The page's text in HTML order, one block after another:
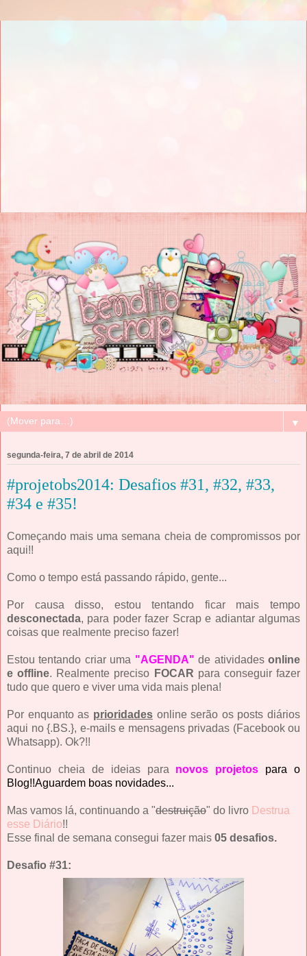
▼
segunda-feira, 7 de abril de 2014
#projetobs2014: Desafios #31, #32, #33,
#34 e #35!
Começando mais uma semana cheia de compromissos por
aqui!!
Como o tempo está passando rápido, gente...
Por causa disso, estou tentando ficar mais tempo
desconectada, para poder fazer Scrap e adiantar algumas
coisas que realmente preciso fazer!
Estou tentando criar uma "AGENDA" de atividadesonline
e offline. Realmente preciso FOCAR para conseguir fazer
tudo que quero e viver uma vida mais plena!
Por enquanto as prioridadesonline serão os posts diários
aqui no {.BS.}, e-mails e mensagens privadas (Facebook ou
Whatsapp). Ok?!!
Continuo cheia de ideias para novos projetos para o
Blog!!Aguardem boas novidades...
Mas vamos lá, continuando a "destruição" do livro Destrua
esse Diário!!
Esse final de semana consegui fazer mais 05 desafios.
Desafio #31: